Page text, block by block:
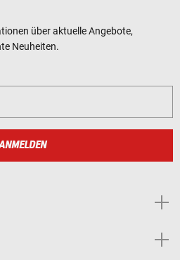
über aktuelle Angebote,
Neuheiten.